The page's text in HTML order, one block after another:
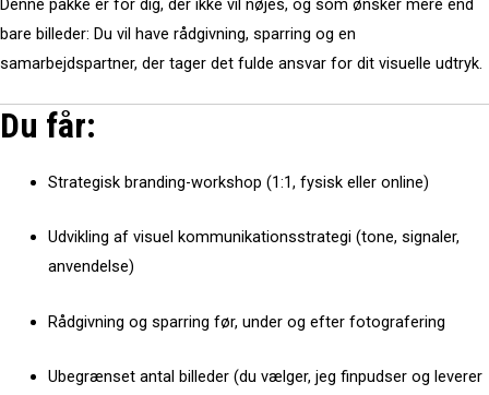
Denne pakke er for dig, der ikke vil nøjes, og som ønsker mere end
bare billeder: Du vil have rådgivning, sparring og en
samarbejdspartner, der tager det fulde ansvar for dit visuelle udtryk.
Du får:
Strategisk branding-workshop (1:1, fysisk eller online)
Udvikling af visuel kommunikationsstrategi (tone, signaler,
anvendelse)
Rådgivning og sparring før, under og efter fotografering
Ubegrænset antal billeder (du vælger, jeg finpudser og leverer